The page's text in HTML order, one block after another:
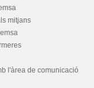
mitjans
l'àrea de comunicació